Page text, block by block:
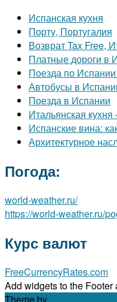
Испанская кухня
Порту, Португалия
Возврат Tax Free,
Платные дороги в
Поезда по
Автобусы в
Поезда в Испании
Итальянская
Испанские вина:
Архитектурное
Погода:
world-weather.ru/
https://world-weather.ru/
Курс валют
FreeCurrencyRates.com
Add widgets to the